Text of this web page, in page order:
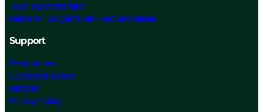
Tekniske materialer
Historien bak jaktklær i verdensklasse
Support
Kontakt oss
Salgsbetingelser
Returer
Privacy Policy